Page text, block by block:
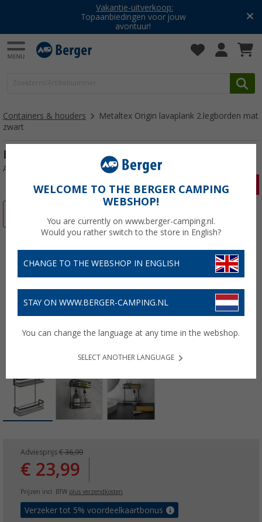
Vakantie-uitverkoop:
Topaanbiedingen voor jouw
avontuur!
Containers & houders
Metaltex Origin lavaplank 2.legborden mat
zwart
Metaltex Oorsprong Lava Plank
Artikelnr: 270816
Adviesprijs € 36,99
€ 23,99
Prijzen incl. BTW plus verzendkosten
Verzeker tot 5% voordeelkaartbonus
WELCOME TO THE BERGER CAMPING
WEBSHOP!
You are currently on www.berger-camping.nl.
Would you rather switch to the store in English?
CHANGE TO THE WEBSHOP IN ENGLISH
STAY ON WWW.BERGER-CAMPING.NL
You can change the language at any time in the webshop.
SELECT ANOTHER LANGUAGE